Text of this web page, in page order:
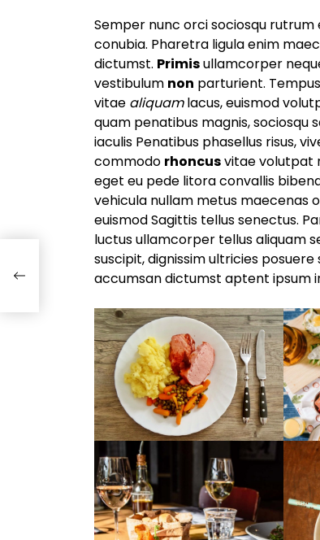
Semper nunc orci sociosqu rutrum
conubia. Pharetra ligula enim
dictumst. Primisullamcorper
vestibulum non parturient.
vitae aliquamlacus, euismod
quam penatibus magnis, sociosqu
iaculis Penatibus phasellus risus,
commodo rhoncusvitae volutpat
eget eu pede litora convallis
vehicula nullam metus maecenas
euismod Sagittis tellus senectus.
luctus ullamcorper tellus aliquam
suscipit, dignissim ultricies
accumsan dictumst aptent ipsum